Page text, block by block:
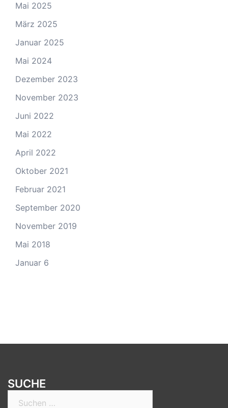
Mai 2025
März 2025
Januar 2025
Mai 2024
Dezember 2023
November 2023
Juni 2022
Mai 2022
April 2022
Oktober 2021
Februar 2021
September 2020
November 2019
Mai 2018
Januar 6
SUCHE